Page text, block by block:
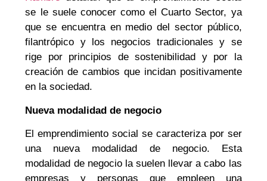
se le suele conocer como el Cuarto Sector, ya
que se encuentra en medio del sector público,
filantrópico y los negocios tradicionales y se
rige por principios de sostenibilidad y por la
creación de cambios que incidan positivamente
en la sociedad.
Nueva modalidad de negocio
El emprendimiento social se caracteriza por ser
una nueva modalidad de negocio. Esta
modalidad de negocio la suelen llevar a cabo las
empresas y personas que empleen una